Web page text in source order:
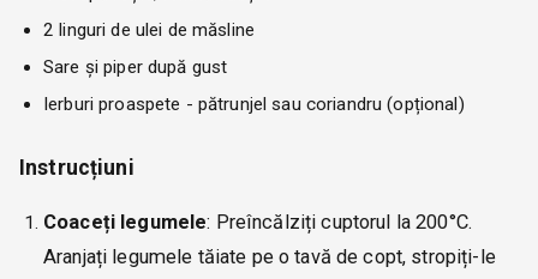
2 linguri de ulei de măsline
Sare și piper după gust
Ierburi proaspete - pătrunjel sau coriandru (opțional)
Instrucțiuni
Coaceți legumele: Preîncălziți cuptorul la 200°C.
Aranjați legumele tăiate pe o tavă de copt, stropiți-le